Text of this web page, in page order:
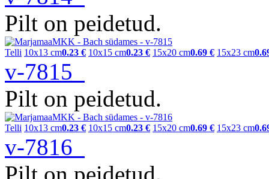
Pilt on peidetud.
Telli 10x13 cm0.23 € 10x15 cm0.23 € 15x20 cm0.69 € 15x23 cm
v-7815
Pilt on peidetud.
Telli 10x13 cm0.23 € 10x15 cm0.23 € 15x20 cm0.69 € 15x23 cm
v-7816